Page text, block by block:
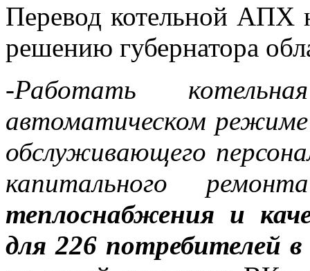
Перевод котельной АПХ
решению губернатора
-Работать
автоматическом режиме
обслуживающего
капитального
теплоснабжения и
для 226 потребителей